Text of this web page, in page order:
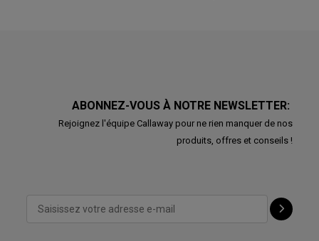
ABONNEZ-VOUS À NOTRE NEWSLETTER:
Rejoignez l'équipe Callaway pour ne rien manquer de nos
produits, offres et conseils !